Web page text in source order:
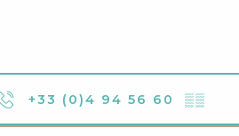
+33 (0)4 94 56 60 ▒▒